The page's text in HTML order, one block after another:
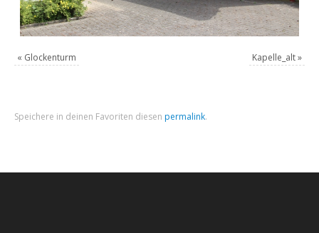
« Glockenturm Kapelle_alt»
Speichere in deinen Favoriten diesen permalink.